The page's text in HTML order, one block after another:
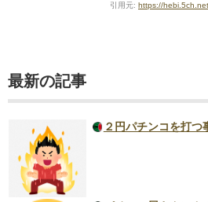
引用元: https://
最新の記事
２円パチンコを打つ